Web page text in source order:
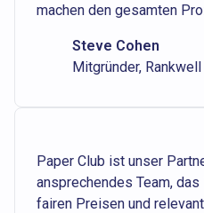
machen den gesamten
Steve Cohen
Mitgründer, Rankwell
Paper Club ist unser
ansprechendes Team,
fairen Preisen und